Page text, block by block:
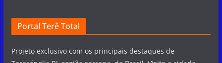
Portal Terê Total
Projeto exclusivo com os principais destaques de